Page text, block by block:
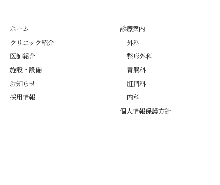
ホーム
クリニック紹介
医師紹介
施設・設備
お知らせ
採用情報
診療案内
外科
整形外科
胃腸科
肛門科
内科
個人情報保護方針